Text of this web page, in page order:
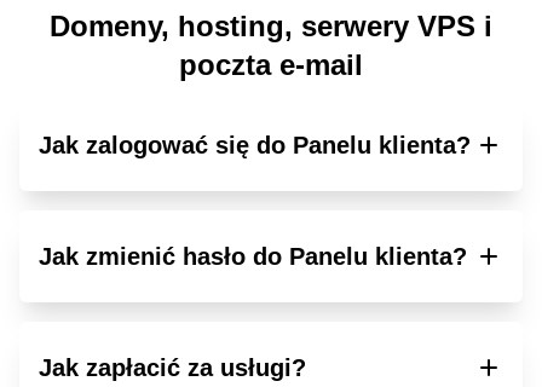
Domeny, hosting, serwery VPS i
poczta e-mail
Jak zalogować się do Panelu klienta?
Jak zmienić hasło do Panelu klienta?
Jak zapłacić za usługi?